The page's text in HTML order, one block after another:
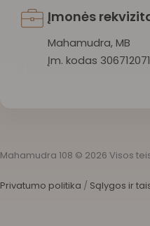
Įmonės
Mahamudra, MB
Įm. kodas 306712071
Mahamudra 108 © 2026 Visos
Privatumo politika / Sąlygos ir